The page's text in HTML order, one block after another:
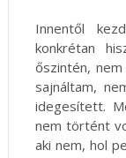
Innentől
konkrétan
őszintén,
sajnáltam,
idegesített.
nem történt
aki nem, hol